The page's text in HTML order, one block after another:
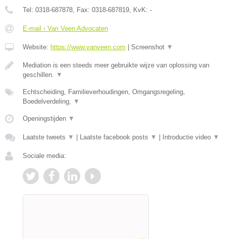
Tel: 0318-687878, Fax: 0318-687819, KvK: -
E-mail › Van Veen Advocaten
Website: https://www.vanveen.com Screenshot ▼
Mediation is een steeds meer gebruikte wijze van oplossing van
geschillen. ▼
Echtscheiding, Familieverhoudingen, Omgangsregeling,
Boedelverdeling, ▼
Openingstijden ▼
Laatste tweets ▼ Laatste facebook posts ▼ Introductie video ▼
Sociale media: